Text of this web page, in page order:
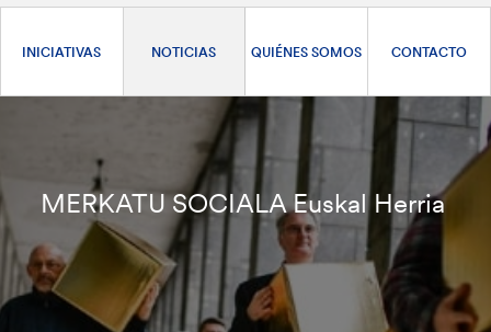
INICIATIVAS NOTICIAS QUIÉNES SOMOS CONTACTO
MERKATU SOCIALA Euskal Herria